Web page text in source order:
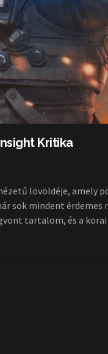
Kritika
lövöldéje, amely
sok mindent
tartalom, és a